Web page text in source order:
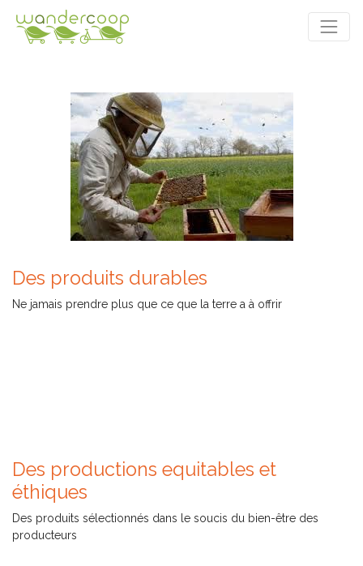
Des produits durables
Ne jamais prendre plus que ce que la terre a à offrir
Des productions equitables et
éthiques
Des produits sélectionnés dans le soucis du bien-être des
producteurs